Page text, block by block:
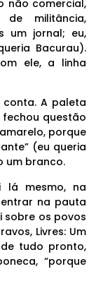
não comercial,
militância,
um jornal; eu,
Bacurau).
ele, a linha
A paleta
questão
porque
(eu queria
um branco.
lá mesmo, na
na pauta
sobre os povos
Livres: Um
de tudo pronto,
“porque